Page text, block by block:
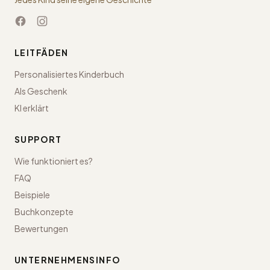
LEITFÄDEN
Personalisiertes Kinderbuch
Als Geschenk
KI erklärt
SUPPORT
Wie funktioniert es?
FAQ
Beispiele
Buchkonzepte
Bewertungen
UNTERNEHMENSINFO